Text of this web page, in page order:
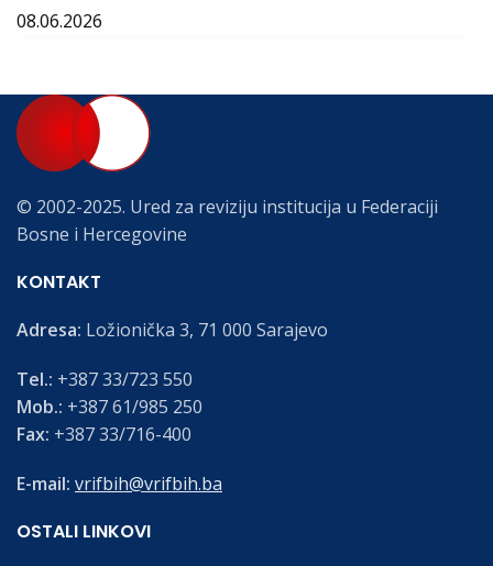
08.06.2026
© 2002-2025. Ured za reviziju institucija u Federaciji
Bosne i Hercegovine
KONTAKT
Adresa: Ložionička 3, 71 000 Sarajevo
Tel.: +387 33/723 550
Mob.: +387 61/985 250
Fax: +387 33/716-400
E-mail: vrifbih@vrifbih.ba
OSTALI LINKOVI